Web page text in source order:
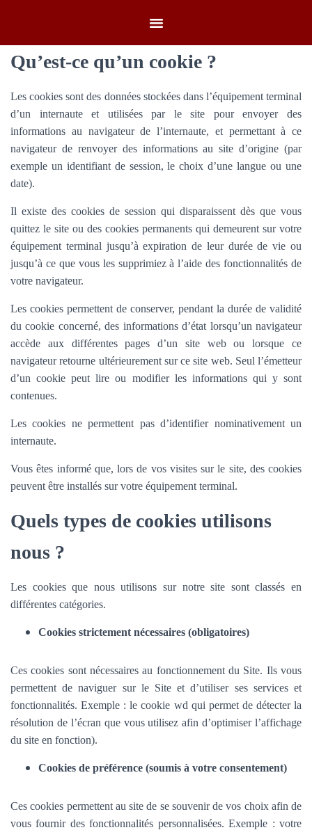
Qu’est-ce qu’un cookie ?
Les cookies sont des données stockées dans l’équipement terminal
d’un internaute et utilisées par le site pour envoyer des
informations au navigateur de l’internaute, et permettant à ce
navigateur de renvoyer des informations au site d’origine (par
exemple un identifiant de session, le choix d’une langue ou une
date).
Il existe des cookies de session qui disparaissent dès que vous
quittez le site ou des cookies permanents qui demeurent sur votre
équipement terminal jusqu’à expiration de leur durée de vie ou
jusqu’à ce que vous les supprimiez à l’aide des fonctionnalités de
votre navigateur.
Les cookies permettent de conserver, pendant la durée de validité
du cookie concerné, des informations d’état lorsqu’un navigateur
accède aux différentes pages d’un site web ou lorsque ce
navigateur retourne ultérieurement sur ce site web. Seul l’émetteur
d’un cookie peut lire ou modifier les informations qui y sont
contenues.
Les cookies ne permettent pas d’identifier nominativement un
internaute.
Vous êtes informé que, lors de vos visites sur le site, des cookies
peuvent être installés sur votre équipement terminal.
Quels types de cookies utilisons
nous ?
Les cookies que nous utilisons sur notre site sont classés en
différentes catégories.
Cookies strictement nécessaires (obligatoires)
Ces cookies sont nécessaires au fonctionnement du Site. Ils vous
permettent de naviguer sur le Site et d’utiliser ses services et
fonctionnalités. Exemple : le cookie wd qui permet de détecter la
résolution de l’écran que vous utilisez afin d’optimiser l’affichage
du site en fonction).
Cookies de préférence (soumis à votre consentement)
Ces cookies permettent au site de se souvenir de vos choix afin de
vous fournir des fonctionnalités personnalisées. Exemple : votre